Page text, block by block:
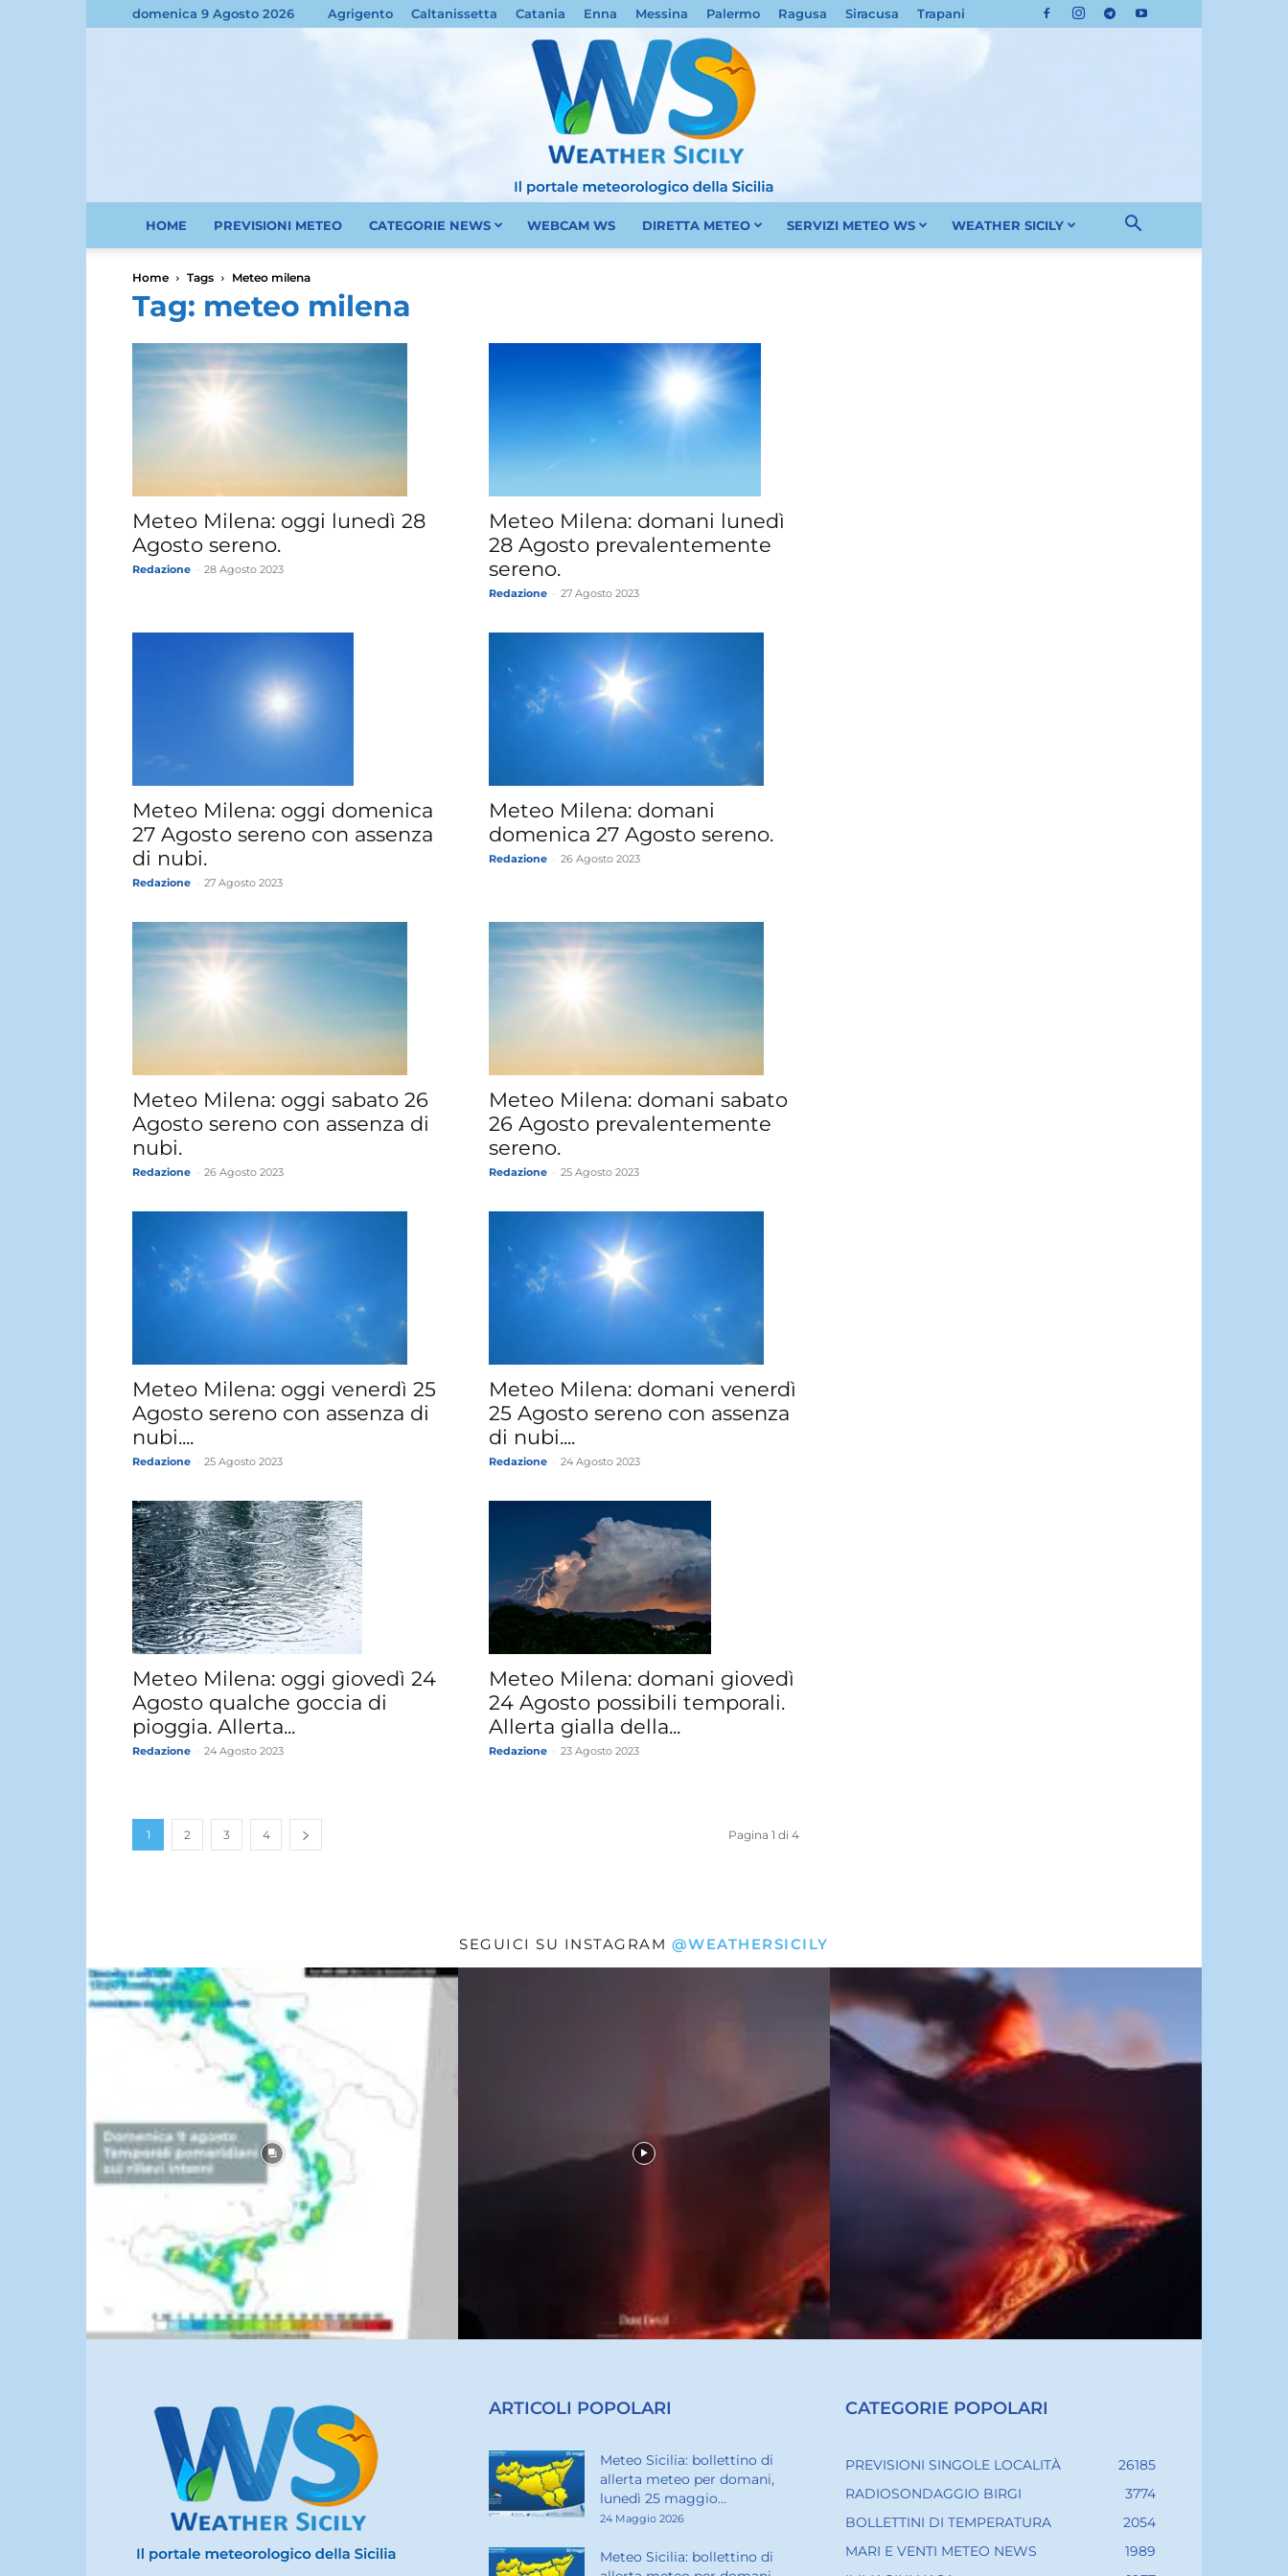
domenica 9 Agosto 2026 Agrigento Caltanissetta Catania Enna Messina Palermo Ragusa Siracusa Trapani
»
Weather
HOME PREVISIONI METEO CATEGORIE NEWS WEBCAM WS DIRETTA METEO SERVIZI METEO WS WEATHER SICILY
Home Tags Meteo milena
Tag: meteo milena
Meteo Milena: oggi lunedì 28
Agosto sereno.
Redazione 28 Agosto 2023
Meteo Milena: domani lunedì
28 Agosto prevalentemente
sereno.
Redazione 27 Agosto 2023
Meteo Milena: oggi domenica
27 Agosto sereno con assenza
di nubi.
Redazione 27 Agosto 2023
Meteo Milena: domani
domenica 27 Agosto sereno.
Redazione 26 Agosto 2023
Meteo Milena: oggi sabato 26
Agosto sereno con assenza di
nubi.
Redazione 26 Agosto 2023
Meteo Milena: domani sabato
26 Agosto prevalentemente
sereno.
Redazione 25 Agosto 2023
Meteo Milena: oggi venerdì 25
Agosto sereno con assenza di
nubi....
Redazione 25 Agosto 2023
Meteo Milena: domani venerdì
25 Agosto sereno con assenza
di nubi....
Redazione 24 Agosto 2023
Meteo Milena: oggi giovedì 24
Agosto qualche goccia di
pioggia. Allerta...
Redazione 24 Agosto 2023
Meteo Milena: domani giovedì
24 Agosto possibili temporali.
Allerta gialla della...
Redazione 23 Agosto 2023
1 2 3 4 Pagina 1 di 4
SEGUICI SU INSTAGRAM @WEATHERSICILY
ARTICOLI POPOLARI
Meteo Sicilia: bollettino di
allerta meteo per domani,
lunedì 25 maggio...
24 Maggio 2026
Meteo Sicilia: bollettino di
CATEGORIE POPOLARI
PREVISIONI SINGOLE LOCALITÀ
26185
RADIOSONDAGGIO BIRGI
3774
BOLLETTINI DI TEMPERATURA
2054
MARI E VENTI METEO NEWS
1989